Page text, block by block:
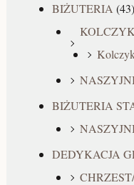
BIŻUTERIA (43)
BIŻUTERIA
DEDYKACJA